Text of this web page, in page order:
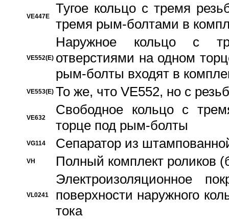
VE447E
Тугое кольцо с тремя
тремя рым-болтами в
VE552(E)
Наружное кольцо с
отверстиями на одном
рым-болты входят в
VE553(E) То же, что VE552, но с
VE632
Свободное кольцо с
торце под рым-болты
VG114 Сепаратор из
VH Полный комплект роликов
VL0241
Электроизоляционное
поверхности наружного
тока